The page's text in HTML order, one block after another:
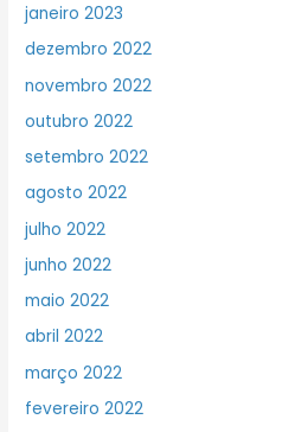
janeiro 2023
dezembro 2022
novembro 2022
outubro 2022
setembro 2022
agosto 2022
julho 2022
junho 2022
maio 2022
abril 2022
março 2022
fevereiro 2022